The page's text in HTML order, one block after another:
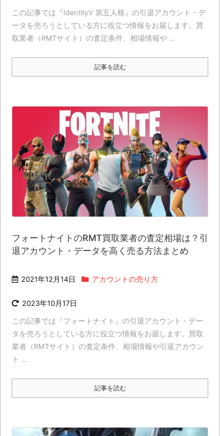
この記事では『IdentityV 第五人格』の引退アカウント・デ
ータを売ろうとしている方に役立つ情報をお届します。買
取業者（RMTサイト）の査定条件、相場情報や ...
記事を読む
フォートナイトのRMT買取業者の査定相場は？引
退アカウント・データを高く売る方法まとめ
2021年12月14日 アカウントの売り方
2023年10月17日
この記事では『フォートナイト』の引退アカウント・デー
タを売ろうとしている方に役立つ情報をお届します。買取
業者（RMTサイト）の査定条件、相場情報や引退アカウン
ト ...
記事を読む